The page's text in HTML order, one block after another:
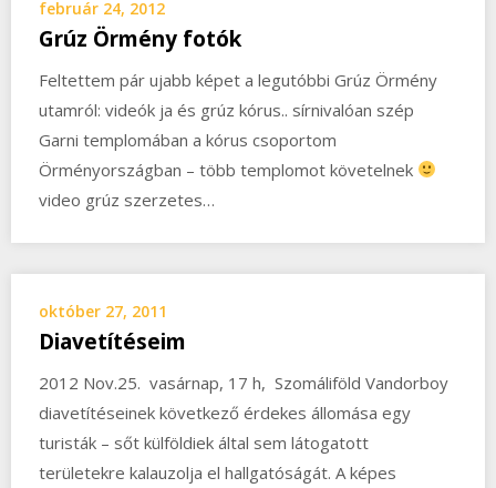
február 24, 2012
Grúz Örmény fotók
Feltettem pár ujabb képet a legutóbbi Grúz Örmény
utamról: videók ja és grúz kórus.. sírnivalóan szép
Garni templomában a kórus csoportom
Örményországban – több templomot követelnek
video grúz szerzetes…
október 27, 2011
Diavetítéseim
2012 Nov.25. vasárnap, 17 h, Szomáliföld Vandorboy
diavetítéseinek következő érdekes állomása egy
turisták – sőt külföldiek által sem látogatott
területekre kalauzolja el hallgatóságát. A képes